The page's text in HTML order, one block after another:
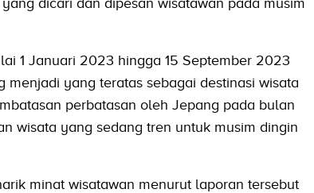
1 Januari 2023 hingga 15 September 2023
yang teratas sebagai destinasi wisata
perbatasan oleh Jepang pada bulan
wisata yang sedang tren untuk musim dingin
minat wisatawan menurut laporan tersebut